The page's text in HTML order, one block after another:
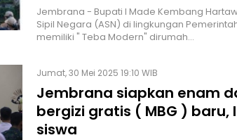
Jembrana - Bupati I Made Kembang
Sipil Negara (ASN) di lingkungan
memiliki " Teba Modern" dirumah…
Jumat, 30 Mei 2025 19:10 WIB
Jembrana siapkan enam
bergizi gratis ( MBG ) baru,
siswa